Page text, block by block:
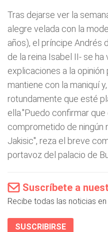
Tras dejarse ver la
alegre velada con la
años), el príncipe Andrés
de la reina Isabel II- se
explicaciones a la
mantiene con la maniquí
rotundamente que esté
ella."Puedo confirmar
comprometido de ningún
Jakisic", reza el breve
portavoz del palacio de
Suscríbete a
Recibe todas las noticias
SUSCRIBIRSE